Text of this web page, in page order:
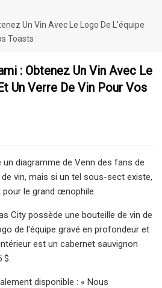
Un Vin Avec Le Logo De L'équipe
Toasts
: Obtenez Un Vin Avec Le
Un Verre De Vin Pour Vos
diagramme de Venn des fans de
vin, mais si un tel sous-sect existe,
le grand œnophile.
City possède une bouteille de vin de
de l'équipe gravé en profondeur et
est un cabernet sauvignon
$.
disponible : « Nous